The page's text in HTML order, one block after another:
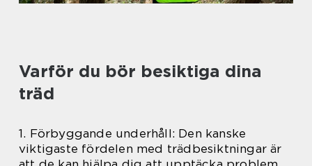
Varför du bör besiktiga dina
träd
1. Förbyggande underhåll: Den kanske
viktigaste fördelen med trädbesiktningar är